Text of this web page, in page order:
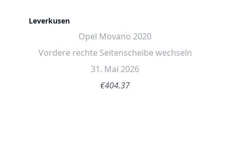
Leverkusen
Opel Movano 2020
Vordere rechte Seitenscheibe wechseln
31. Mai 2026
€404.37